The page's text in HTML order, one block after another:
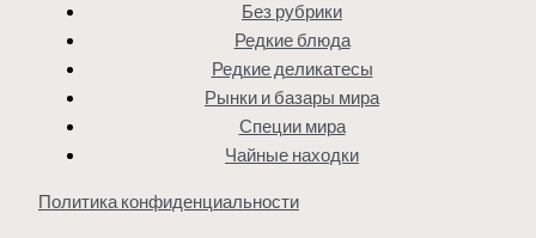
Без рубрики
Редкие блюда
Редкие деликатесы
Рынки и базары мира
Специи мира
Чайные находки
Политика конфиденциальности